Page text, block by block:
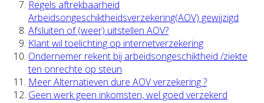
Regels aftrekbaarheid
Arbeidsongeschiktheidsverzekering(AOV) gewijzigd
Afsluiten of (weer) uitstellen AOV?
Klant wil toelichting op internetverzekering
Ondernemer rekent bij arbeidsongeschiktheid /ziekte
ten onrechte op steun
Meer Alternatieven dure AOV verzekering ?
Geen werk geen inkomsten, wel goed verzekerd